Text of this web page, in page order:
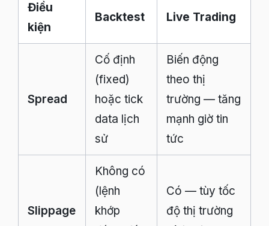
Điều
kiện
Backtest Live Trading
Spread
Cố định
(fixed)
hoặc tick
data lịch
sử
Biến động
theo thị
trường — tăng
mạnh giờ tin
tức
Slippage
Không có
(lệnh
khớp
Có — tùy tốc
độ thị trường